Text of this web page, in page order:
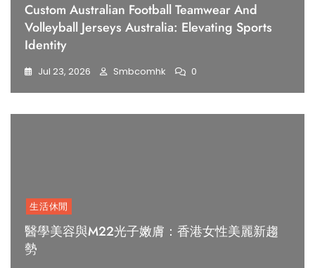
Custom Australian Football Teamwear And
Volleyball Jerseys Australia: Elevating Sports
Identity
Jul 23, 2026 Smbcomhk 0
生活休閒
醫學美容與M22光子嫩膚：香港女性美麗新趨
勢